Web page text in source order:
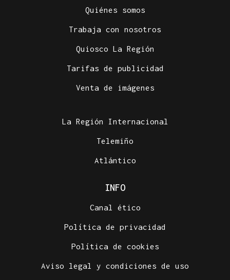
Quiénes somos
Trabaja con nosotros
Quiosco La Región
Tarifas de publicidad
Venta de imágenes
La Región Internacional
Telemiño
Atlántico
INFO
Canal ético
Política de privacidad
Política de cookies
Aviso legal y condiciones de uso